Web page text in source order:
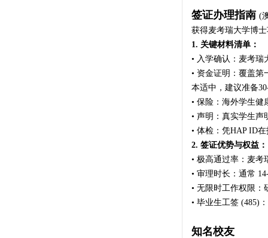
签证办理指南 (
获得麦考瑞大学博
1. 关键材料清单：
• 入学确认：麦考瑞
• 资金证明：覆盖第
本适中，建议准备
• 保险：海外学生健
• 声明：真实学生声
• 体检：凭HAP ID
2. 签证优势与权益：
• 极高通过率：麦
• 审理时长：通常
• 无限时工作权限：
• 毕业生工签 (485)
知名校友